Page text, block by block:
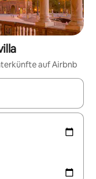
auf Airbnb
mit den